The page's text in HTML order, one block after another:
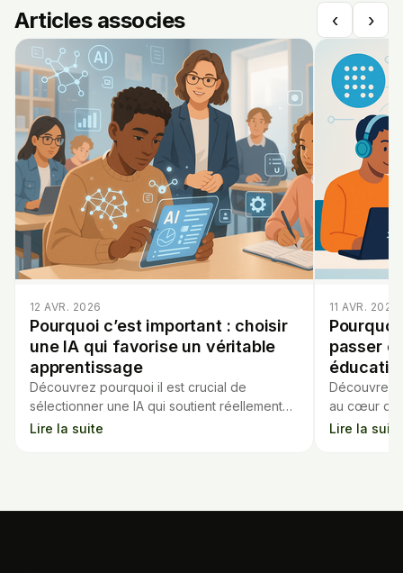
Articles associes ‹ ›
12 AVR. 2026
Pourquoi c’est important : choisir
une IA qui favorise un véritable
apprentissage
Découvrez pourquoi il est crucial de
sélectionner une IA qui soutient réellement
l'apprentissage en classe, sans remplacer
Lire la suite
11 AVR. 2026
passer
Découvrez
au cœur du
éducatifs
Lire la suite